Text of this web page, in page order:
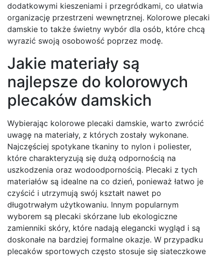
dodatkowymi kieszeniami i przegródkami, co ułatwia
organizację przestrzeni wewnętrznej. Kolorowe plecaki
damskie to także świetny wybór dla osób, które chcą
wyrazić swoją osobowość poprzez modę.
Jakie materiały są
najlepsze do kolorowych
plecaków damskich
Wybierając kolorowe plecaki damskie, warto zwrócić
uwagę na materiały, z których zostały wykonane.
Najczęściej spotykane tkaniny to nylon i poliester,
które charakteryzują się dużą odpornością na
uszkodzenia oraz wodoodpornością. Plecaki z tych
materiałów są idealne na co dzień, ponieważ łatwo je
czyścić i utrzymują swój kształt nawet po
długotrwałym użytkowaniu. Innym popularnym
wyborem są plecaki skórzane lub ekologiczne
zamienniki skóry, które nadają elegancki wygląd i są
doskonałe na bardziej formalne okazje. W przypadku
plecaków sportowych często stosuje się siateczkowe